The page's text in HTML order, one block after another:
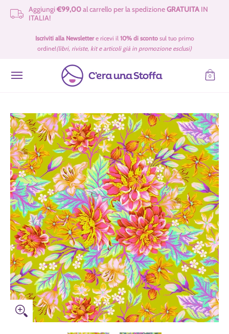
Passa al contenuto principale
Aggiungi€99,00al carrello per la spedizioneGRATUITA IN
ITALIA!
Idee Regalo 🎁
Offerte Filati 🧶
Iscriviti alla Newslettere ricevi il 10% di sconto sul tuo primo
ordine!(libri, riviste, kit e articoli già in promozione esclusi)
0
Passa al contenuto principale